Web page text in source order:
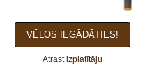
VĒLOS IEGĀDĀTIES!
Atrast izplatītāju